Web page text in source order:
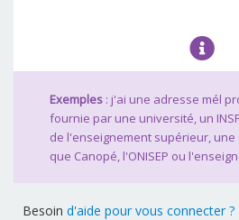
Exemples : j'ai une adresse mél
fournie par une université, un
de l'enseignement supérieur,
que Canopé, l'ONISEP ou
Besoin d'aide pour vous connecter ?